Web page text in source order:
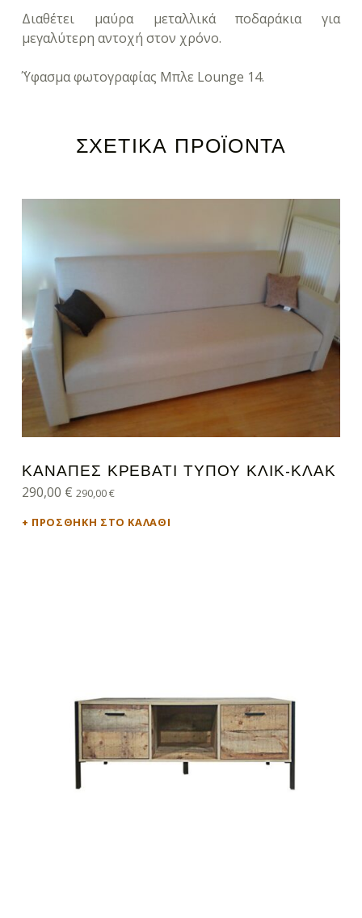
Διαθέτει μαύρα μεταλλικά ποδαράκια για
μεγαλύτερη αντοχή στον χρόνο.
΄Ύφασμα φωτογραφίας Μπλε Lounge 14.
ΣΧΕΤΙΚΆ ΠΡΟΪΌΝΤΑ
ΚΑΝΑΠΈΣ ΚΡΕΒΆΤΙ ΤΎΠΟΥ ΚΛΙΚ-ΚΛΑΚ
290,00 € 290,00€
ΠΡΟΣΘΉΚΗ ΣΤΟ ΚΑΛΆΘΙ